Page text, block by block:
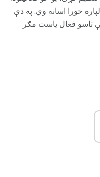
خورا اسانه وي. په دې
تاسو فعال یاست مګر